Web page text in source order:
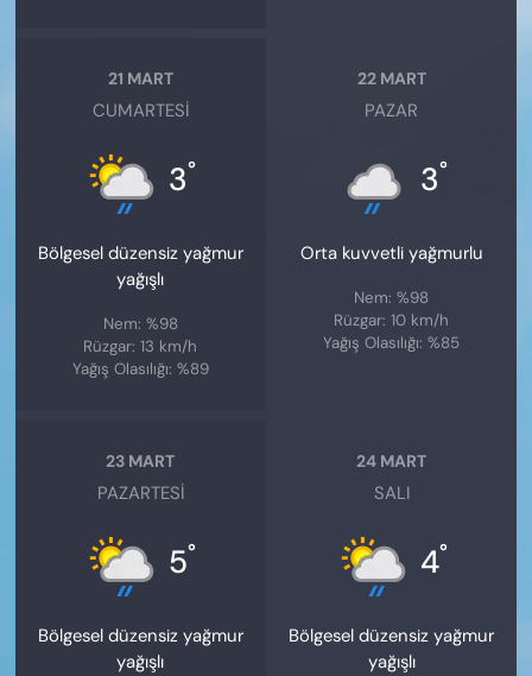
21 MART
CUMARTESI
3°
Bölgesel düzensiz yağmur
yağışlı
Nem: %98
Rüzgar: 13 km/h
Yağış Olasılığı: %89
22 MART
PAZAR
3°
Orta kuvvetli yağmurlu
Nem: %98
Rüzgar: 10 km/h
Yağış Olasılığı: %85
23 MART
PAZARTESI
5°
Bölgesel düzensiz yağmur
yağışlı
24 MART
SALI
4°
Bölgesel düzensiz yağmur
yağışlı